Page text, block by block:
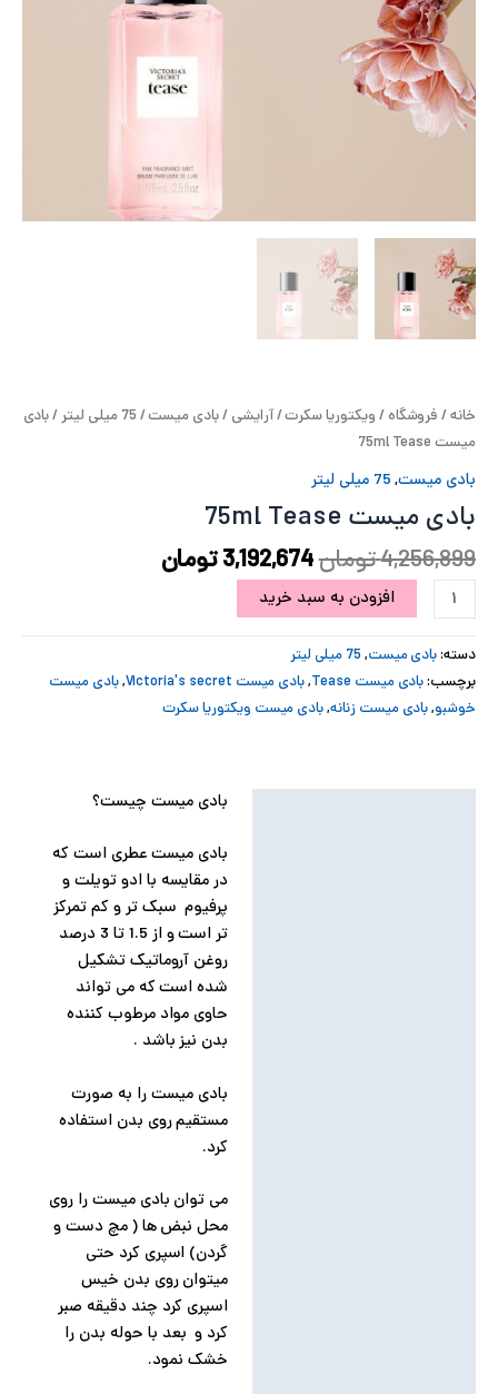
خانه/فروشگاه/ویکتوریا سکرت/آرایشی/بادی میست/75 میلی لیتر
/ بادی
میست 75ml Tease
بادی میست,75 میلی لیتر
بادی میست 75ml Tease
4,256,899تومان3,192,674تومان
افزودن به سبد خرید
دسته:بادی میست,75 میلی لیتر
برچسب:بادی میست Tease ,بادی میست Victoria's secret ,بادی میست
خوشبو,بادی میست زنانه,بادی میست ویکتوریا سکرت
بادی میست چیست؟
بادی میست عطری است که
در مقایسه با ادو تویلت و
پرفیوم سبک تر و کم تمرکز
تر است و از 1.5 تا 3 درصد
روغن آروماتیک تشکیل
شده است که می تواند
حاوی مواد مرطوب کننده
بدن نیز باشد .
بادی میست را به صورت
مستقیم روی بدن استفاده
کرد.
می توان بادی میست را روی
محل نبض ها ( مچ دست و
گردن) اسپری کرد حتی
میتوان روی بدن خیس
اسپری کرد چند دقیقه صبر
کرد و بعد با حوله بدن را
خشک نمود.